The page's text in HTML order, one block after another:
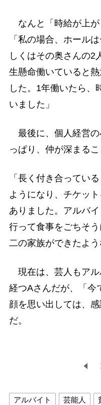
なんと「時給が上が
「私の場合、ホール
しくはその奥さんの2
生懸命働いていると
した。1年働いたら、
いました」
最後に、個人経営の
っぱり、仲が深まるこ
「長く付き合ってい
ようになり、チケッ
ありました。アルバ
行って食事をごちそ
二の家族ができたよう
現在は、芸人もアル
経つAさんだが、「今
顔を思い出しては、
だ。
アルバイト 芸能人